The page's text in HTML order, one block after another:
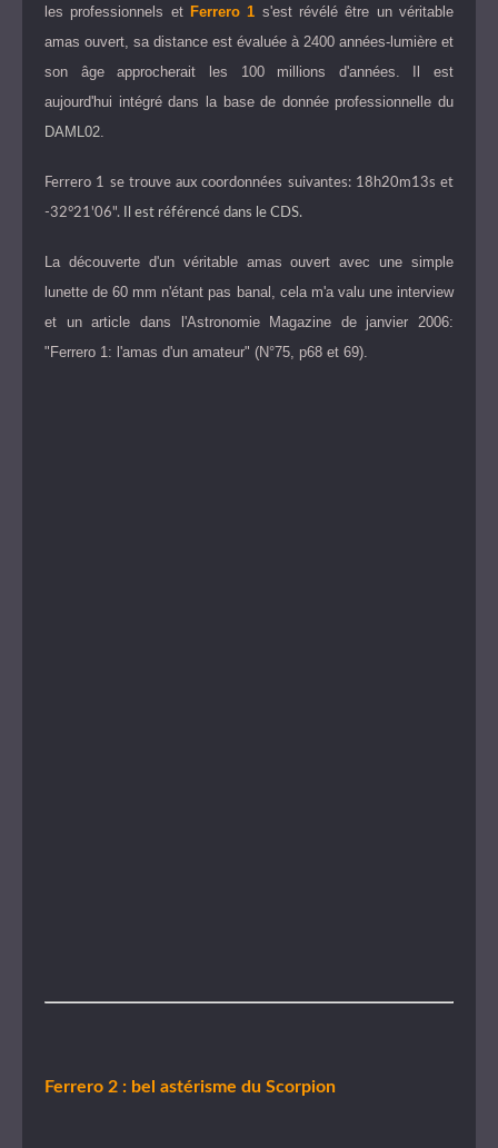
les professionnels et Ferrero 1 s'est révélé être un véritable
amas ouvert, sa distance est évaluée à 2400 années-lumière et
son âge approcherait les 100 millions d'années. Il est
aujourd'hui intégré dans la base de donnée professionnelle du
DAML02
Ferrero 1 se trouve aux coordonnées suivantes: 18h20m13s et
-32°21'06".
Il est référencé dans le CDS.
La découverte d'un véritable amas ouvert avec une simple
lunette de 60 mm n'étant pas banal, cela m'a valu une interview
et un article dans l'Astronomie Magazine de janvier 2006:
"Ferrero 1: l'amas d'un amateur" (N°75, p68 et 69).
Ferrero 2 : bel astérisme du Scorpion